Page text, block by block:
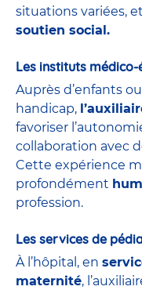
situations variées,
soutien social.
Les instituts
Auprès d’enfants
handicap,
favoriser
collaboration avec
Cette expérience
profondément
profession.
Les services de
À l’hôpital, en
maternité,